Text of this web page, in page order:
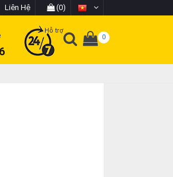
Liên Hệ (0)
Hỗ trợ
0